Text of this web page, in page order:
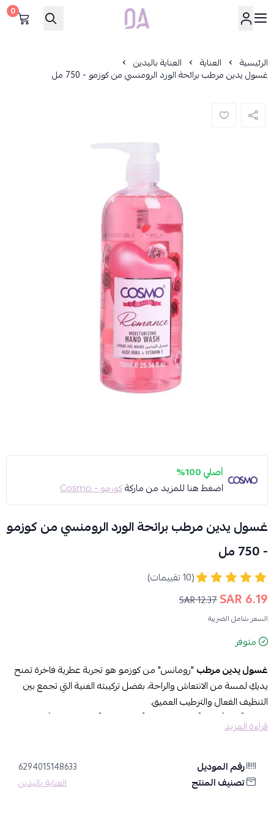
Dar Alamirat
0
الرئيسية العناية العناية باليدين
غسول يدين مرطب برائحة الورد الرومنسي من كوزمو - 750 مل
أصلي 100%
اضغط هنا للمزيد من ماركةكوزمو - Cosmo
غسول يدين مرطب برائحة الورد الرومنسي من كوزمو
- 750 مل
(10 تقييمات)
6.19 SAR
12.37 SAR
السعر شامل الضريبة
متوفر
غسول يدين مرطب "رومانس" من كوزمو هو تجربة عطرية فاخرة تمنح
يديكِ لمسة من الانتعاش والراحة، بفضل تركيبته الغنية التي تجمع بين
التنظيف الفعال والترطيب العميق.
مميزات غسول يدين مرطب "رومانس" من كوزمو
يمنح يديكِ رائحة الورد الرقيقة التي تبعث على الاسترخاء وتداعب حواسك
يوفرترطيب اليدين بفيتامين E
والصبار، مما يترك بشرتك ناعمة ومخملية
الملمس.
قراءة المزيد
رقم الموديل 6294015148633
تصنيف المنتج العناية باليدين